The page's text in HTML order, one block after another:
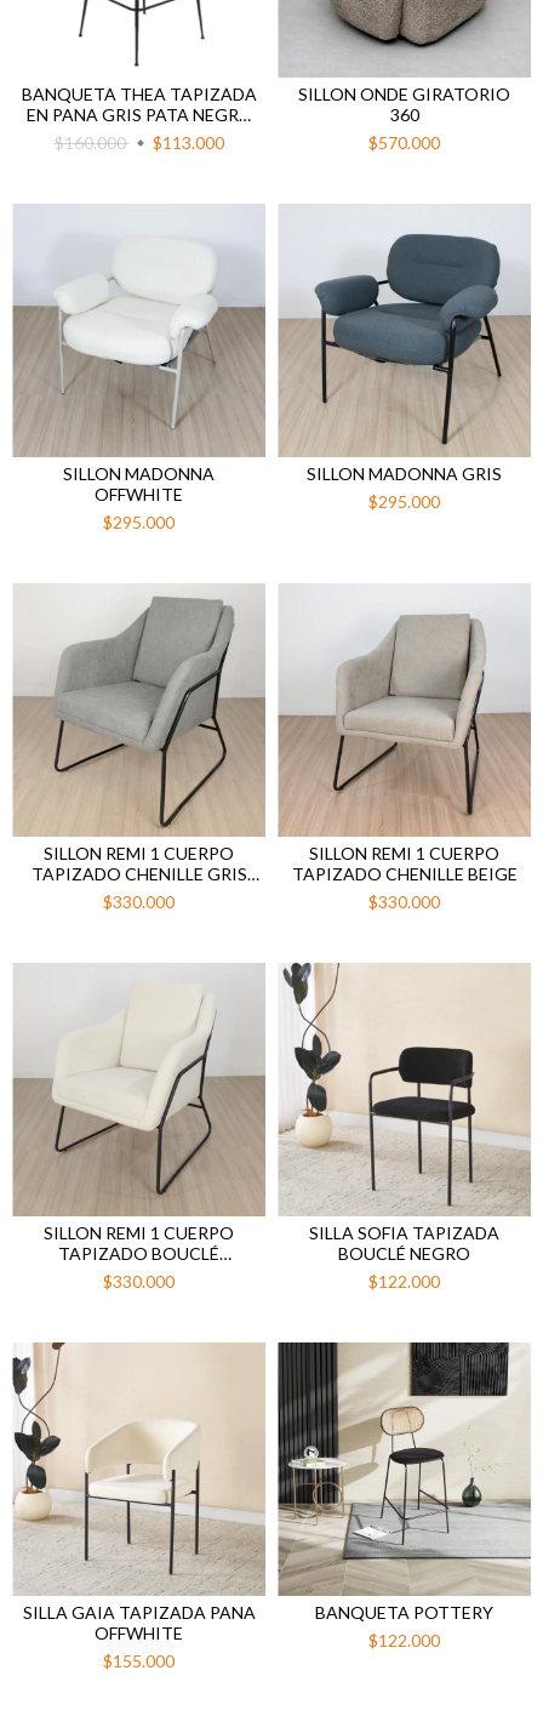
BANQUETA THEA TAPIZADA
EN PANA GRIS PATA NEGRA
67 CM AL ASIENTO
$160.000 $113.000
SILLON ONDE GIRATORIO
360
$570.000
SILLON MADONNA
OFFWHITE
$295.000
SILLON MADONNA GRIS
$295.000
SILLON REMI 1 CUERPO
TAPIZADO CHENILLE GRIS
CLARO
$330.000
SILLON REMI 1 CUERPO
TAPIZADO CHENILLE BEIGE
$330.000
SILLON REMI 1 CUERPO
TAPIZADO BOUCLÉ
OFFWHITE
$330.000
SILLA SOFIA TAPIZADA
BOUCLÉ NEGRO
$122.000
SILLA GAIA TAPIZADA PANA
OFFWHITE
$155.000
BANQUETA POTTERY
$122.000